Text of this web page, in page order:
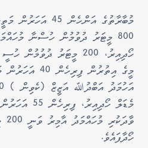
މުބާރާތުގެ އަންހެން
800 މީޓަރު ދުވުމުން ހުސްނާ
ހޯދިއިރު، 200 މީޓަރު
މީގެ އިތުރުން
މެޑަލް
ހޯދާފައެވެ.